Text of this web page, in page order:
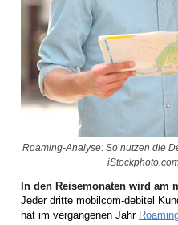
Roaming-Analyse: So nutzen die
In den Reisemonaten wird am
Jeder dritte mobilcom-debitel
hat im vergangenen Jahr